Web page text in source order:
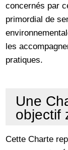
concernés par
primordial de
les
pratiques.
Une
objectif
Cette Charte